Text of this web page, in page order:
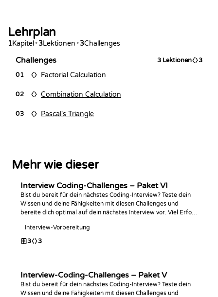
Lehrplan
1Kapitel•3Lektionen •3Challenges
Challenges 3 Lektionen
3
01
Factorial Calculation
02 Combination Calculation
03 Pascal's Triangle
Mehr wie dieser
Interview Coding-Challenges – Paket VI
Bist du bereit für dein nächstes Coding-Interview? Teste dein
Wissen und deine Fähigkeiten mit diesen Challenges und
bereite dich optimal auf dein nächstes Interview vor. Viel Erfolg
Interview-Vorbereitung
3 3
Interview-Coding-Challenges – Paket V
Bist du bereit für dein nächstes Coding-Interview? Teste dein
Wissen und deine Fähigkeiten mit diesen Challenges und